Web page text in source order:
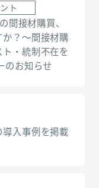
ト
接材購買、
？〜間接材購
・統制不在を
のお知らせ
導入事例を掲載